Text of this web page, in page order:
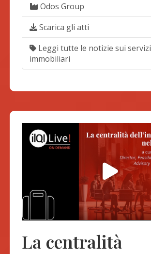
Odos Group
Scarica gli atti
Leggi tutte le notizie sui servizi
immobiliari
La centralità